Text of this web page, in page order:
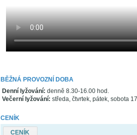
BĚŽNÁ PROVOZNÍ DOBA
Denní lyžování: denně 8.30-16.00 hod.
Večerní lyžování: středa, čtvrtek, pátek, sobota
CENÍK
CENÍK